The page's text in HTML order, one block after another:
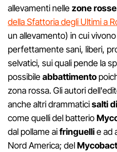
allevamenti nellezone rosse
della Sfattoria degli Ultimi a
un allevamento) in cui
perfettamente sani, liberi,
selvatici, sui quali pende la
possibileabbattimento
zona rossa. Gli autori
anche altri drammaticisalti
come quelli del batterio
dal pollame aifringuellie ad
Nord America; del